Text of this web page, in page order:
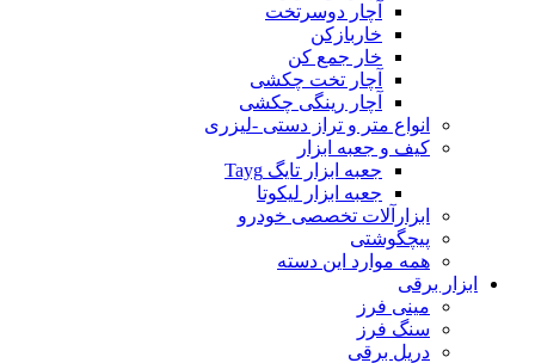
آچار دوسرتخت
خاربازکن
خار جمع کن
آچار تخت چکشی
آچار رینگی چکشی
انواع متر و تراز دستی -لیزری
کیف و جعبه ابزار
جعبه ابزار تایگ Tayg
جعبه ابزار لیکوتا
ابزارآلات تخصصی خودرو
پیچگوشتی
همه موارد این دسته
ابزار برقی
مینی فرز
سنگ فرز
دریل برقی